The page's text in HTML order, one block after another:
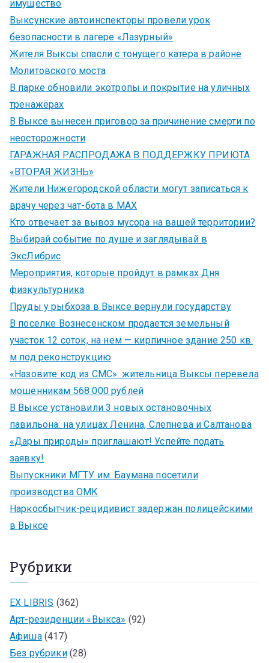
имущество
Выксунские автоинспекторы провели урок
безопасности в лагере «Лазурный»
Жителя Выксы спасли с тонущего катера в районе
Молитовского моста
В парке обновили экотропы и покрытие на уличных
тренажёрах
В Выксе вынесен приговор за причинение смерти по
неосторожности
ГАРАЖНАЯ РАСПРОДАЖА В ПОДДЕРЖКУ ПРИЮТА
«ВТОРАЯ ЖИЗНЬ»
Жители Нижегородской области могут записаться к
врачу через чат-бота в MAX
Кто отвечает за вывоз мусора на вашей территории?
Выбирай событие по душе и заглядывай в
ЭксЛибрис
Мероприятия, которые пройдут в рамках Дня
физкультурника
Пруды у рыбхоза в Выксе вернули государству
В поселке Вознесенском продается земельный
участок 12 соток, на нем — кирпичное здание 250 кв.
м под реконструкцию
«Назовите код из СМС»: жительница Выксы перевела
мошенникам 568 000 рублей
В Выксе установили 3 новых остановочных
павильона: на улицах Ленина, Слепнева и Салтанова
«Дары природы» приглашают! Успейте подать
заявку!
Выпускники МГТУ им. Баумана посетили
производства ОМК
Наркосбытчик-рецидивист задержан полицейскими
в Выксе
Рубрики
EX LIBRIS (362)
Арт-резиденции «Выкса» (92)
Афиша(417)
Без рубрики(28)